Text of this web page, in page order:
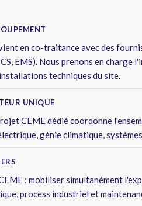
en co-traitance avec des
EMS). Nous prenons en charge
techniques du site.
UNIQUE
CEME dédié coordonne
génie climatique,
: mobiliser simultanément
process industriel et